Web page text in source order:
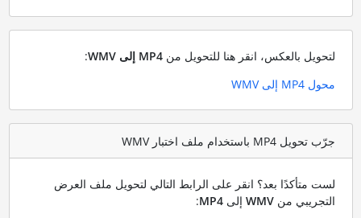
لتحويل بالعكس، انقر هنا للتحويل من MP4 إلى WMV
:
محول MP4 إلى WMV
جرّب تحويل MP4 باستخدام ملف اختبار WMV
لست متأكدًا بعد؟ انقر على الرابط التالي لتحويل ملف العرض
التجريبي من WMVإلى MP4
: